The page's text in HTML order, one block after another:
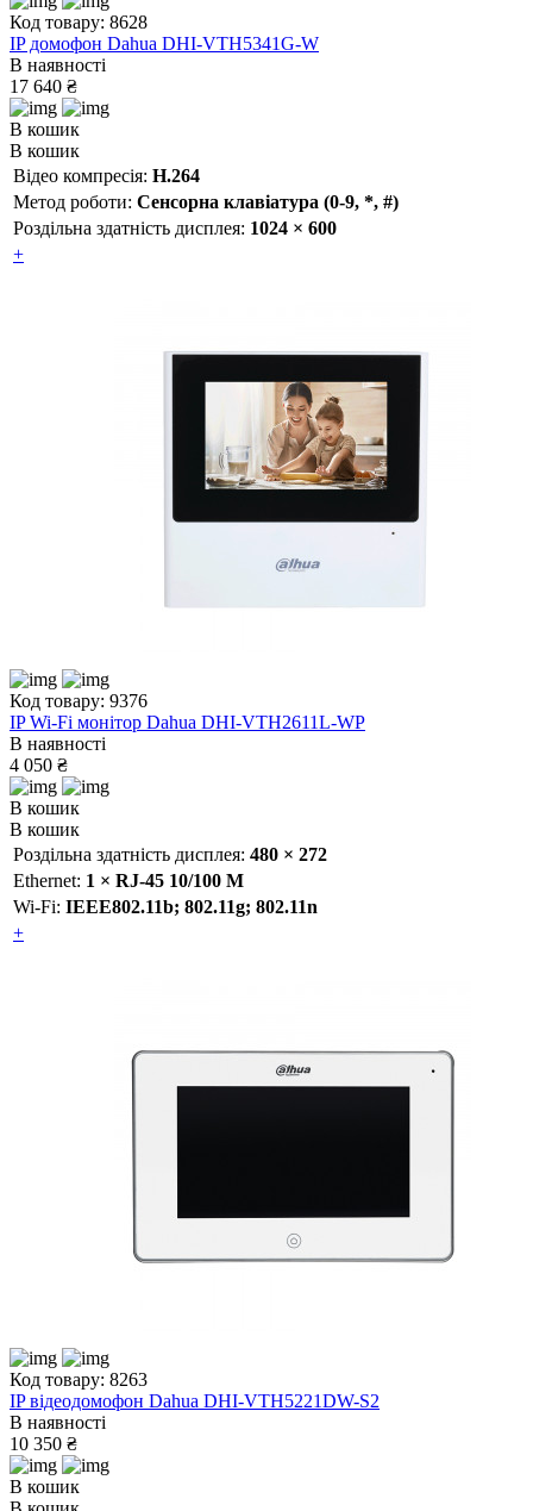
Код товару: 8628
IP домофон Dahua DHI-VTH5341G-W
В наявності
17 640 ₴
В кошик
В кошик
Відео компресія: H.264
Метод роботи: Сенсорна клавіатура (0-9, *, #)
Роздільна здатність дисплея: 1024 × 600
+
Код товару: 9376
IP Wi-Fi монітор Dahua DHI-VTH2611L-WP
В наявності
4 050 ₴
В кошик
В кошик
Роздільна здатність дисплея: 480 × 272
Ethernet: 1 × RJ-45 10/100 M
Wi-Fi: IEEE802.11b; 802.11g; 802.11n
+
Код товару: 8263
IP відеодомофон Dahua DHI-VTH5221DW-S2
В наявності
10 350 ₴
В кошик